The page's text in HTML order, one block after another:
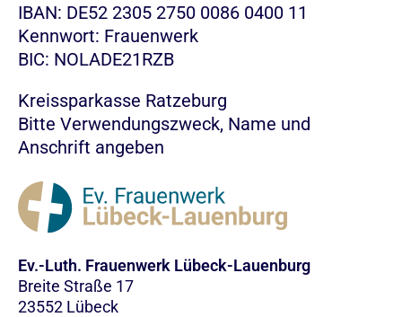
IBAN: DE52 2305 2750 0086 0400 11
Kennwort: Frauenwerk
BIC: NOLADE21RZB
Kreissparkasse Ratzeburg
Bitte Verwendungszweck, Name und
Anschrift angeben
Ev.-Luth. Frauenwerk Lübeck-Lauenburg
Breite Straße 17
23552 Lübeck